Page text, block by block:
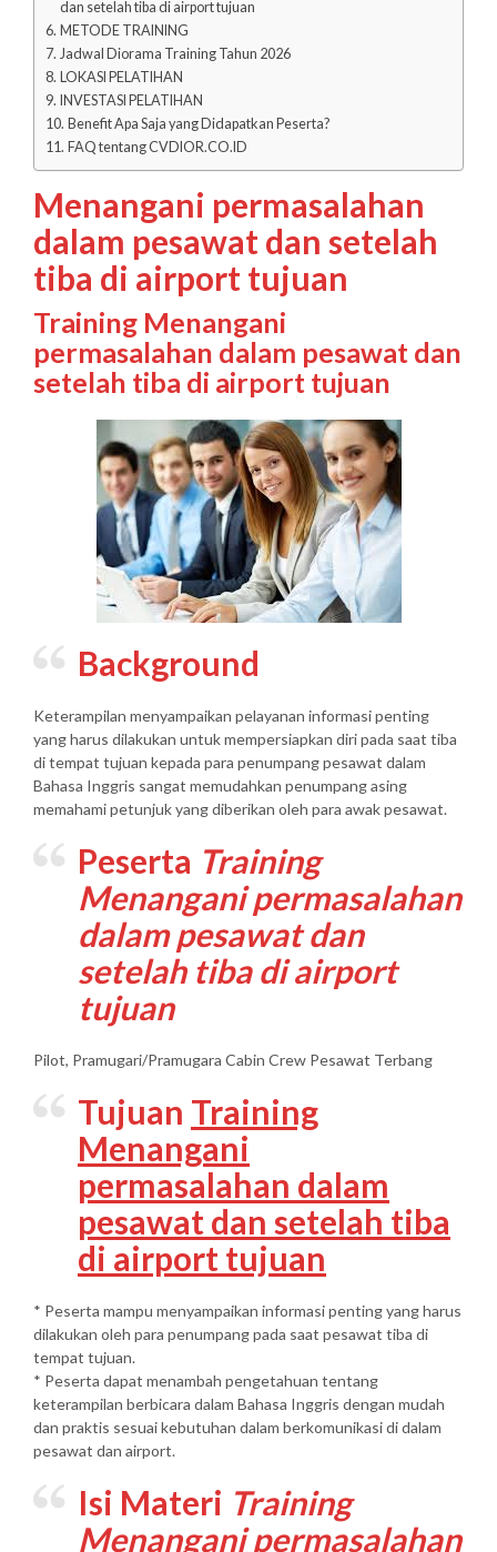
dan setelah tiba di airport tujuan
METODE TRAINING
Jadwal Diorama Training Tahun 2026
LOKASI PELATIHAN
INVESTASI PELATIHAN
Benefit Apa Saja yang Didapatkan Peserta?
FAQ tentang CVDIOR.CO.ID
Menangani permasalahan
dalam pesawat dan setelah
tiba di airport tujuan
Training Menangani
permasalahan dalam pesawat dan
setelah tiba di airport tujuan
Background
Keterampilan menyampaikan pelayanan informasi penting
yang harus dilakukan untuk mempersiapkan diri pada saat tiba
di tempat tujuan kepada para penumpang pesawat dalam
Bahasa Inggris sangat memudahkan penumpang asing
memahami petunjuk yang diberikan oleh para awak pesawat.
Peserta Training
Menangani permasalahan
dalam pesawat dan
setelah tiba di airport
tujuan
Pilot, Pramugari/Pramugara Cabin Crew Pesawat Terbang
Tujuan Training
Menangani
permasalahan dalam
pesawat dan setelah tiba
di airport tujuan
* Peserta mampu menyampaikan informasi penting yang harus
dilakukan oleh para penumpang pada saat pesawat tiba di
tempat tujuan.
* Peserta dapat menambah pengetahuan tentang
keterampilan berbicara dalam Bahasa Inggris dengan mudah
dan praktis sesuai kebutuhan dalam berkomunikasi di dalam
pesawat dan airport.
Isi Materi Training
Menangani permasalahan